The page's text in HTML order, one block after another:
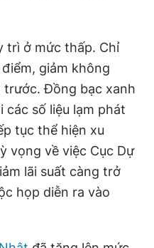
trì ở mức thấp. Chỉ
điểm, giảm không
trước. Đồng bạc xanh
các số liệu lạm phát
tục thể hiện xu
vọng về việc Cục Dự
lãi suất càng trở
họp diễn ra vào